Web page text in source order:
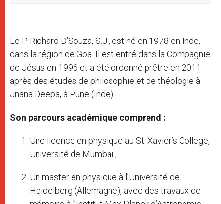
Le P. Richard D’Souza, S.J., est né en 1978 en Inde,
dans la région de Goa. Il est entré dans la Compagnie
de Jésus en 1996 et a été ordonné prêtre en 2011
après des études de philosophie et de théologie à
Jnana Deepa, à Pune (Inde).
Son parcours académique comprend :
Une licence en physique au St. Xavier’s College,
Université de Mumbai ;
Un master en physique à l’Université de
Heidelberg (Allemagne), avec des travaux de